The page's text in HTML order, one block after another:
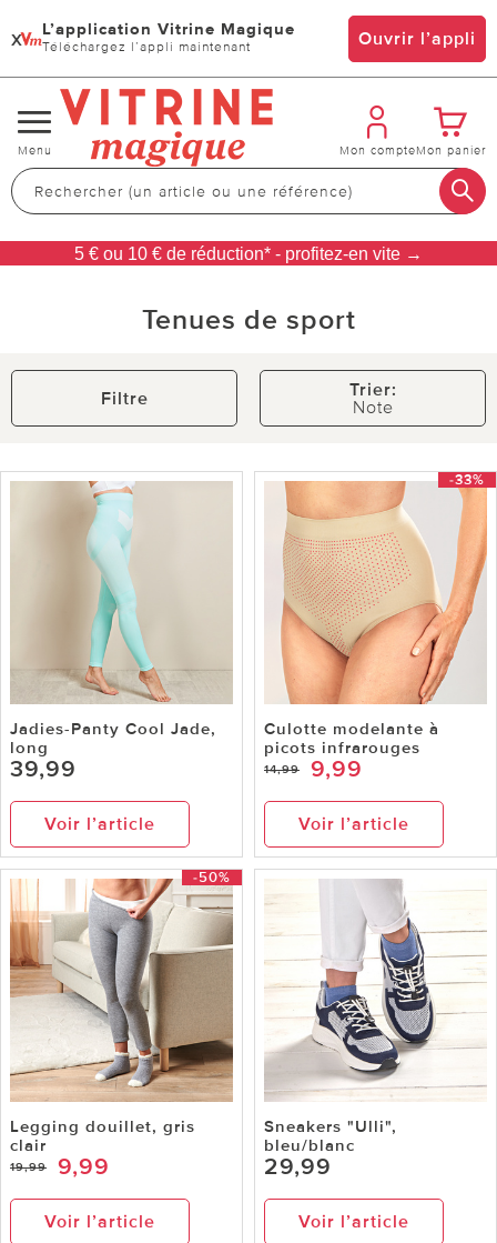
x L’application Vitrine Magique
Téléchargez l’appli maintenant Ouvrir l’appli
Changer
de
navigation
Menu Mon compteMon panier
5 € ou 10 € de réduction* - profitez-en vite →
Tenues de sport
Filtre
Trier:
Note
Jadies-Panty Cool Jade,
long
39,99
Voir l’article
-33%
Culotte modelante à
picots infrarouges
14,99 9,99
Voir l’article
-50%
Legging douillet, gris
clair
19,99 9,99
Voir l’article
Sneakers "Ulli",
bleu/blanc
29,99
Voir l’article